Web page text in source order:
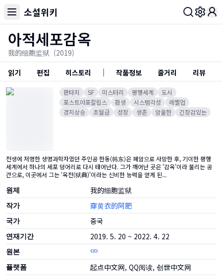
소설위키
아적세포감옥
我的细胞监狱 (2019)
읽기
편집 히스토리 작품정보 줄거리 리뷰
판타지 SF 미스터리 평행세계
도시
포스트아포칼립스
환생 시스템각성
레벨업
경지상승
초월급 성장 생존 암울한 긴장감있는
전생에 저명한 생명과학자였던 주인공 한동(韩东)은 폐암으로 사망한 후, 기이한 평행
세계에서 하나의 세포 덩어리로 다시 태어난다. 그가 깨어난 곳은 '감옥'이라 불리는 공
간으로, 이곳에서 그는 '옥전(狱典)'이라는 신비한 능력을 얻게 된...
원제 我的细胞监狱
작가 穿黄衣的阿肥
국가 중국
연재기간 2019. 5. 20 ~ 2022. 4. 22
원본
플랫폼
起点中文网, QQ阅读, 创世中文网